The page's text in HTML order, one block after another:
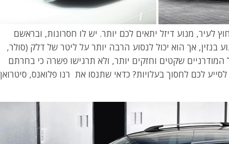
לעיר, מנוע דיזל יתאים לכם יותר. יש לו חסרונות, ובראשם
בנזין, אך הוא יכול לנסוע הרבה יותר על ליטר של דלק (סולר,
שקטים וחזקים יותר, ולא תרגישו פשרה כי בחרתם
לסייע לכם לחסוך בעלויות? כדאי שתנסו את רנו פלואנס, סיטרואן